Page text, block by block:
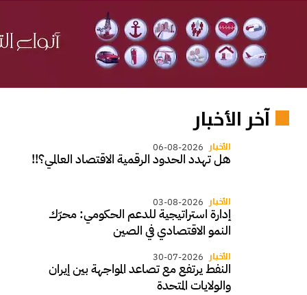
آخر الأخبار
الأخبار 06-08-2026
هل تهدد الحدود الرقمية الاقتصاد العالمي؟!!
الأخبار 03-08-2026
إدارة استراتيجية للدعم الحكومي: محرّك
النمو الاقتصادي في الصين
الأخبار 30-07-2026
النفط يرتفع مع تصاعد المواجهة بين إيران
والولايات المتحدة